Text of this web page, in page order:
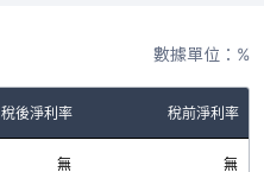
數據單位：%
稅後淨利率 稅前淨利率
無 無